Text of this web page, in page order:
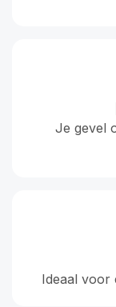
Je gevel
Ideaal voor